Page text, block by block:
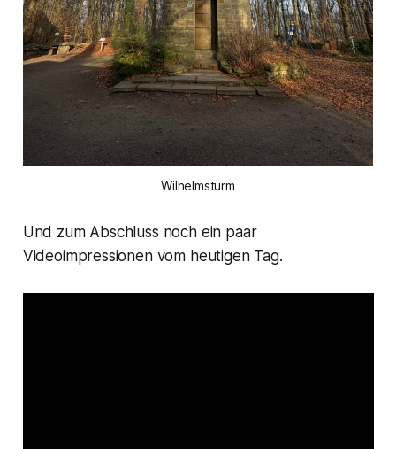
Wilhelmsturm
Und zum Abschluss noch ein paar
Videoimpressionen vom heutigen Tag.